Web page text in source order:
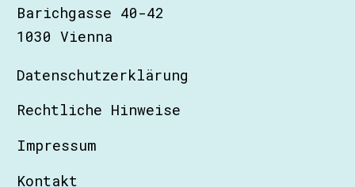
Barichgasse 40-42
1030 Vienna
Datenschutzerklärung
Rechtliche Hinweise
Impressum
Kontakt